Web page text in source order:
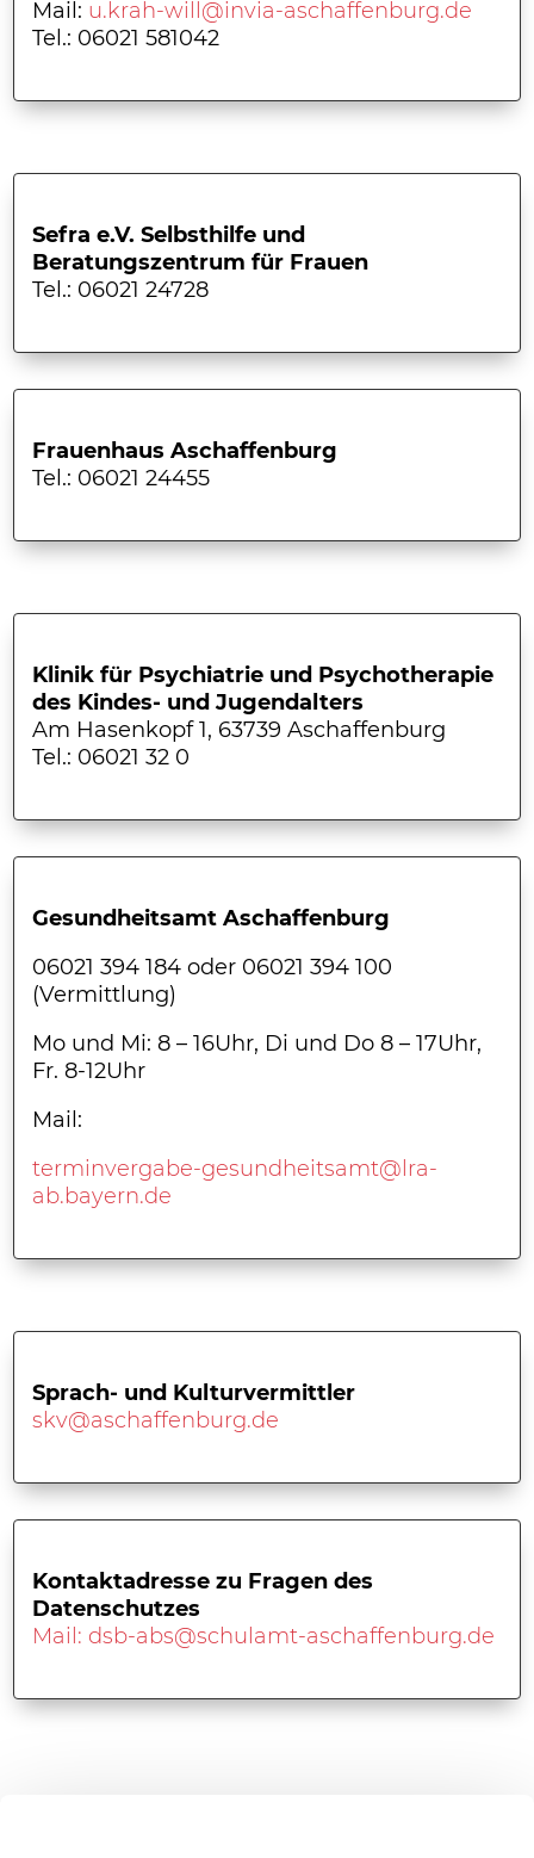
Mail: u.krah-will@invia-aschaffenburg.de
Tel.: 06021 581042
Sefra e.V. Selbsthilfe und
Beratungszentrum für Frauen
Tel.: 06021 24728
Frauenhaus Aschaffenburg
Tel.: 06021 24455
Klinik für Psychiatrie und Psychotherapie
des Kindes- und Jugendalters
Am Hasenkopf 1, 63739 Aschaffenburg
Tel.: 06021 32 0
Gesundheitsamt Aschaffenburg
06021 394 184 oder 06021 394 100
(Vermittlung)
Mo und Mi: 8 – 16Uhr, Di und Do 8 – 17Uhr,
Fr. 8-12Uhr
Mail:
terminvergabe-gesundheitsamt@lra-
ab.bayern.de
Sprach- und Kulturvermittler
skv@aschaffenburg.de
Kontaktadresse zu Fragen des
Datenschutzes
Mail: dsb-abs@schulamt-aschaffenburg.de